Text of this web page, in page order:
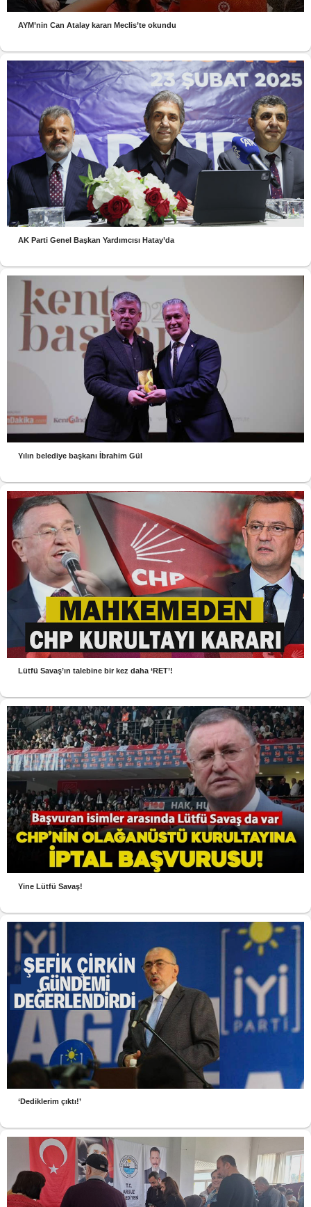
AYM’nin Can Atalay kararı Meclis’te okundu
AK Parti Genel Başkan Yardımcısı Hatay’da
Yılın belediye başkanı İbrahim Gül
Lütfü Savaş’ın talebine bir kez daha ‘RET’!
Yine Lütfü Savaş!
‘Dediklerim çıktı!’